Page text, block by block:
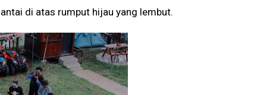
di atas rumput hijau yang lembut.